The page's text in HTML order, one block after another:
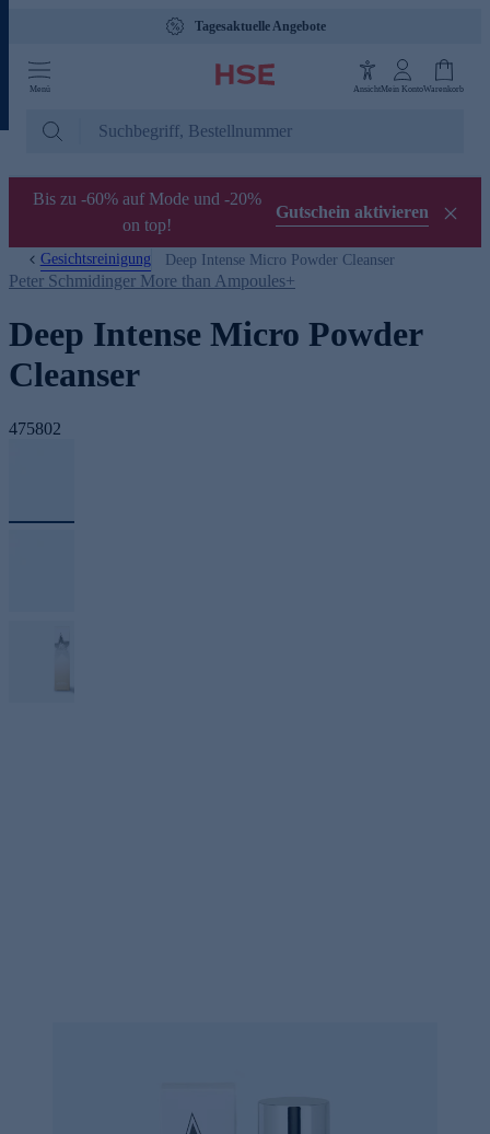
Tagesaktuelle Angebote
Menü AnsichtMein KontoWarenkorb
Bis zu -60% auf Mode und -20%
on top!
Gutschein aktivieren
Gesichtsreinigung Deep Intense Micro Powder Cleanser
Peter Schmidinger More than Ampoules+
Deep Intense Micro Powder
Cleanser
475802